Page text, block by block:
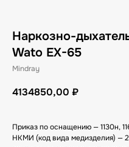
Наркозно-
Wato EX-65
Mindray
4134850,00 ₽
Приказ по оснащению — 1130н,
НКМИ (код вида медизделия) —